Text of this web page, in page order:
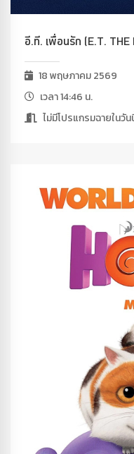
อี.ที. เพื่อนรัก (E.T. THE
18 พฤษภาคม 2569
เวลา 14:46 น.
ไม่มีโปรแกรมฉายในวัน